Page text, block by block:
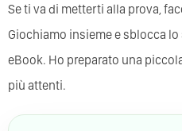
Se ti va di metterti alla prova,
Giochiamo insieme e sblocca lo
eBook. Ho preparato una
più attenti.